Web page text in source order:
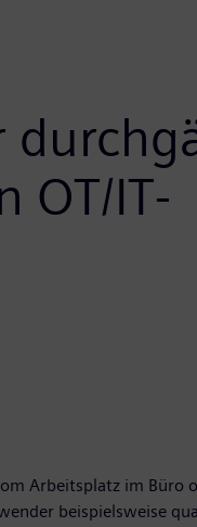
OT/IT-
Arbeitsplatz im Büro
beispielsweise